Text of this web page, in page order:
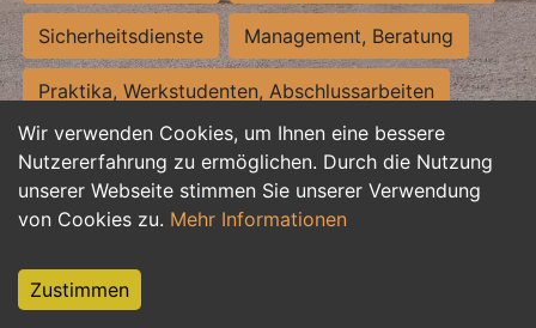
Wir verwenden Cookies, um Ihnen eine bessere
Nutzererfahrung zu ermöglichen. Durch die Nutzung
unserer Webseite stimmen Sie unserer Verwendung
von Cookies zu. Mehr Informationen
Zustimmen
Sicherheitsdienste Management, Beratung
Praktika, Werkstudenten, Abschlussarbeiten
Personalwesen Assistenz, Sekretariat
Hilfskräfte, Aushilfs- und Nebenjobs
Weiterbildung, Studium, duale Ausbildung